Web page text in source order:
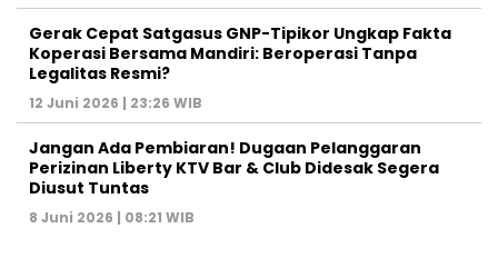
Gerak Cepat Satgasus GNP-Tipikor Ungkap Fakta
Koperasi Bersama Mandiri: Beroperasi Tanpa
Legalitas Resmi?
12 Juni 2026 | 23:26 WIB
Jangan Ada Pembiaran! Dugaan Pelanggaran
Perizinan Liberty KTV Bar & Club Didesak Segera
Diusut Tuntas
8 Juni 2026 | 08:21 WIB